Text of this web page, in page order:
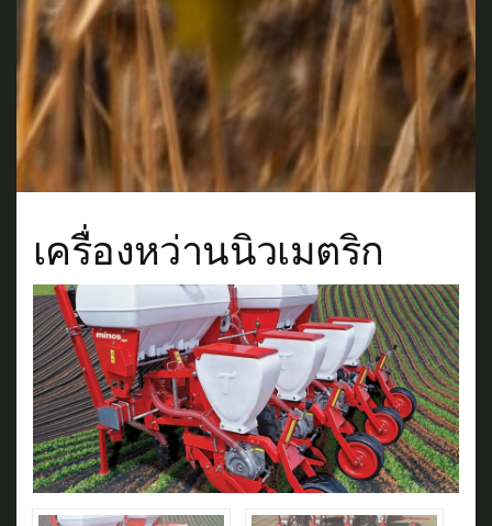
เครื่องหว่านนิวเมตริก